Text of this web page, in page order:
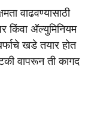
वाढवण्यासाठी
किंवा अ‍ॅल्युमिनियम
खडे तयार होत
वापरून ती कागद